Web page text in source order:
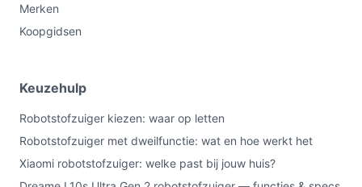
Merken
Koopgidsen
Keuzehulp
Robotstofzuiger kiezen: waar op letten
Robotstofzuiger met dweilfunctie: wat en hoe werkt het
Xiaomi robotstofzuiger: welke past bij jouw huis?